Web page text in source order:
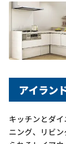
アイラン
キッチンとダ
ニング、リビ